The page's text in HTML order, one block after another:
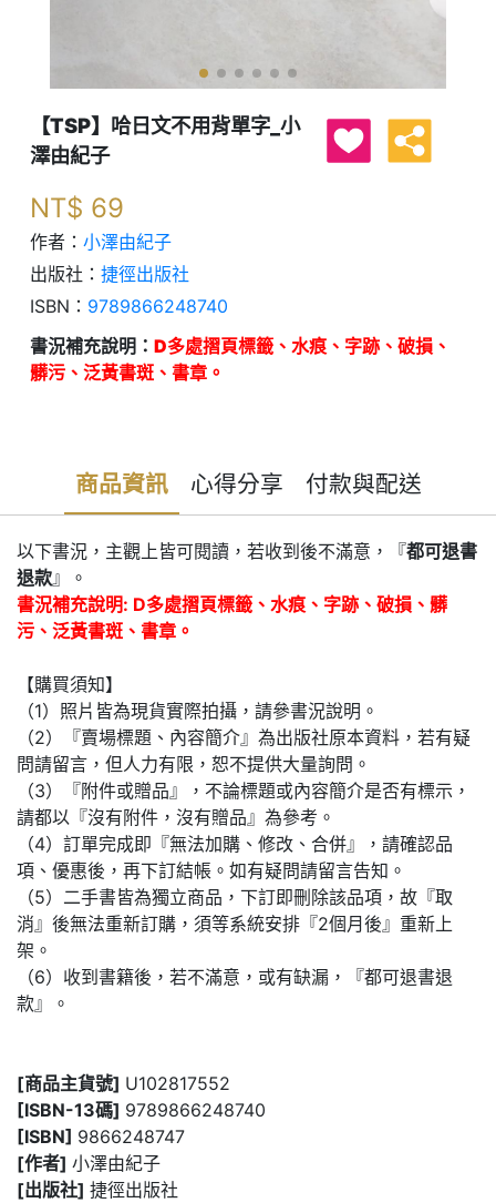
【TSP】哈日文不用背單字_小
澤由紀子
NT$ 69
作者： 小澤由紀子
出版社： 捷徑出版社
ISBN： 9789866248740
書況補充說明： D多處摺頁標籤、水痕、字跡、破損、
髒污、泛黃書斑、書章。
商品資訊 心得分享 付款與配送
以下書況，主觀上皆可閱讀，若收到後不滿意，『都可退書
退款』。
書況補充說明: D多處摺頁標籤、水痕、字跡、破損、髒
污、泛黃書斑、書章。
【購買須知】
（1）照片皆為現貨實際拍攝，請參書況說明。
（2）『賣場標題、內容簡介』為出版社原本資料，若有疑
問請留言，但人力有限，恕不提供大量詢問。
（3）『附件或贈品』，不論標題或內容簡介是否有標示，
請都以『沒有附件，沒有贈品』為參考。
（4）訂單完成即『無法加購、修改、合併』，請確認品
項、優惠後，再下訂結帳。如有疑問請留言告知。
（5）二手書皆為獨立商品，下訂即刪除該品項，故『取
消』後無法重新訂購，須等系統安排『2個月後』重新上
架。
（6）收到書籍後，若不滿意，或有缺漏，『都可退書退
款』。
[商品主貨號] U102817552
[ISBN-13碼] 9789866248740
[ISBN] 9866248747
[作者] 小澤由紀子
[出版社] 捷徑出版社